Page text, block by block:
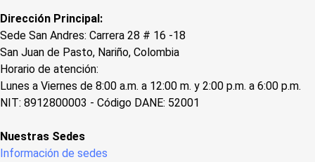
Dirección Principal:
Sede San Andres: Carrera 28 # 16 -18
San Juan de Pasto, Nariño, Colombia
Horario de atención:
Lunes a Viernes de 8:00 a.m. a 12:00 m. y 2:00 p.m. a 6:00 p.m.
NIT: 8912800003 - Código DANE: 52001
Nuestras Sedes
Información de sedes